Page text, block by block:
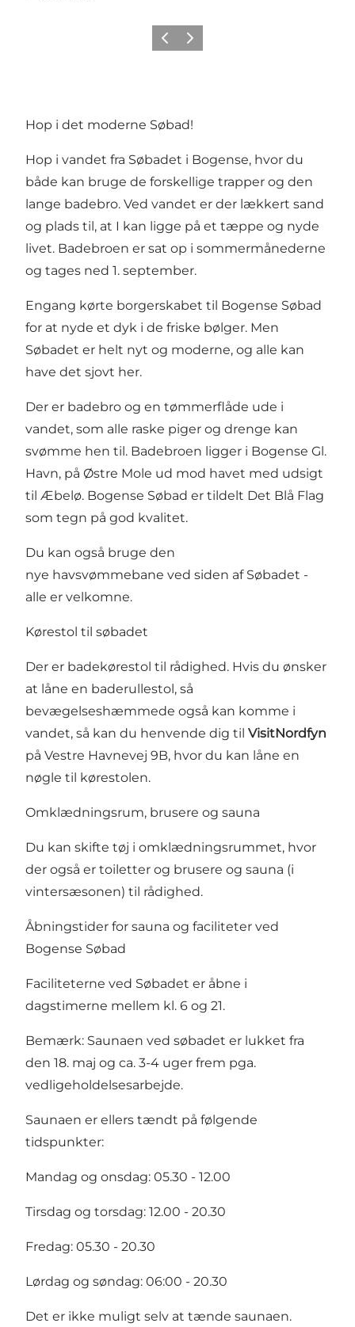
ForrigeNæste
Hop i det moderne Søbad!
Hop i vandet fra Søbadet i Bogense, hvor du
både kan bruge de forskellige trapper og den
lange badebro. Ved vandet er der lækkert sand
og plads til, at I kan ligge på et tæppe og nyde
livet. Badebroen er sat op i sommermånederne
og tages ned 1. september.
Engang kørte borgerskabet til Bogense Søbad
for at nyde et dyk i de friske bølger. Men
Søbadet er helt nyt og moderne, og alle kan
have det sjovt her.
Der er badebro og en tømmerflåde ude i
vandet, som alle raske piger og drenge kan
svømme hen til. Badebroen ligger i Bogense Gl.
Havn, på Østre Mole ud mod havet med udsigt
til Æbelø. Bogense Søbad er tildelt Det Blå Flag
som tegn på god kvalitet.
Du kan også bruge den
nye havsvømmebane ved siden af Søbadet -
alle er velkomne.
Kørestol til søbadet
Der er badekørestol til rådighed. Hvis du ønsker
at låne en baderullestol, så
bevægelseshæmmede også kan komme i
vandet, så kan du henvende dig til VisitNordfyn
på Vestre Havnevej 9B, hvor du kan låne en
nøgle til kørestolen.
Omklædningsrum, brusere og sauna
Du kan skifte tøj i omklædningsrummet, hvor
der også er toiletter og brusere og sauna (i
vintersæsonen) til rådighed.
Åbningstider for sauna og faciliteter ved
Bogense Søbad
Faciliteterne ved Søbadet er åbne i
dagstimerne mellem kl. 6 og 21.
Bemærk: Saunaen ved søbadet er lukket fra
den 18. maj og ca. 3-4 uger frem pga.
vedligeholdelsesarbejde.
Saunaen er ellers tændt på følgende
tidspunkter:
Mandag og onsdag: 05.30 - 12.00
Tirsdag og torsdag: 12.00 - 20.30
Fredag: 05.30 - 20.30
Lørdag og søndag: 06:00 - 20.30
Det er ikke muligt selv at tænde saunaen.